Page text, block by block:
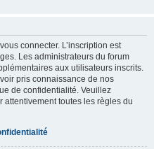
connecter. L’inscription est
Les administrateurs du forum
aux utilisateurs inscrits.
pris connaissance de nos
de confidentialité. Veuillez
toutes les règles du